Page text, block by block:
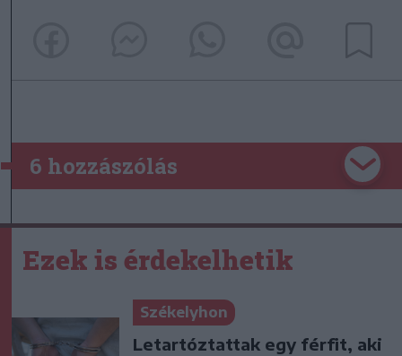
6 hozzászólás
Ezek is érdekelhetik
Székelyhon
Letartóztattak egy férfit, aki